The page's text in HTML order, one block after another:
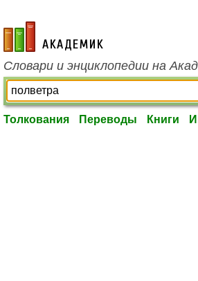
academic.ru
Словари и энциклопедии на
Толкования Переводы Книги